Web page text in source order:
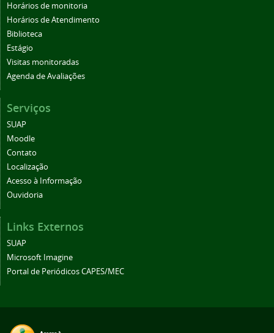
Horários de monitoria
Horários de Atendimento
Biblioteca
Estágio
Visitas monitoradas
Agenda de Avaliações
Serviços
SUAP
Moodle
Contato
Localização
Acesso à Informação
Ouvidoria
Links Externos
SUAP
Microsoft Imagine
Portal de Periódicos CAPES/MEC